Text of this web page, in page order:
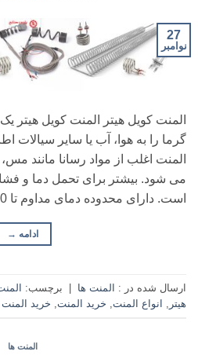
27
نوامبر
المنت کویل هیتر المنت کویل
گرما را به هوا، آب یا سایر سیالات
المنت اغلب از مواد رسانا مانند مس،
می شود. بیشتر برای تحمل دما و
است. دارای محدوده دمای مداوم تا 1200 […]
ادامه →
ارسال شده در : المنت ها | برچسب:
هیتر
انواع المنت خرید المنت خرید المنت
المنت ها